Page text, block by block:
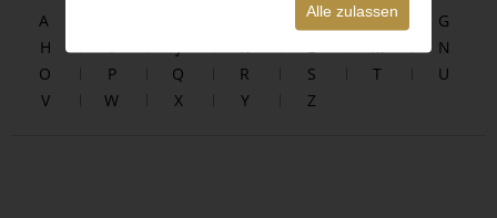
Alle zulassen
A E F
G
H
I J K L M
N
O
P Q R S T
U
V
W X Y Z